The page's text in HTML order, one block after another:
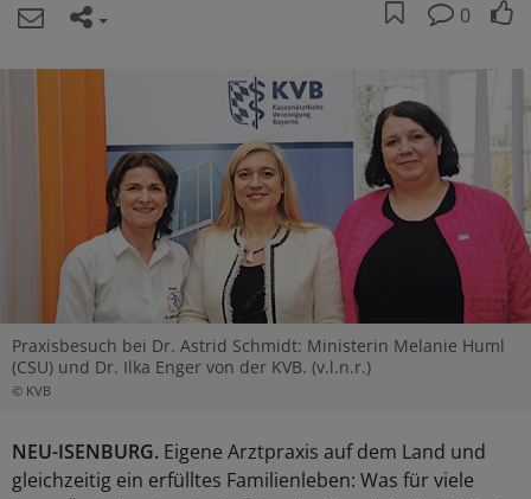
0
Praxisbesuch bei Dr. Astrid Schmidt: Ministerin Melanie Huml
(CSU) und Dr. Ilka Enger von der KVB. (v.l.n.r.)
© KVB
NEU-ISENBURG. Eigene Arztpraxis auf dem Land und
gleichzeitig ein erfülltes Familienleben: Was für viele